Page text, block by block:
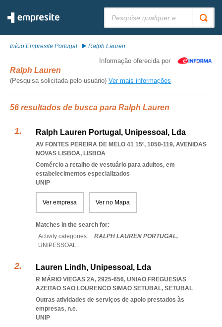
Início Empresite Portugal Ralph Lauren
Informação oferecida por
Ralph Lauren
(Pesquisa solicitada pelo usuário) Ver mais informações
56 resultados de busca para Ralph Lauren
Ralph Lauren Portugal, Unipessoal, Lda
AV FONTES PEREIRA DE MELO 41 15º, 1050-119, AVENIDAS
NOVAS LISBOA, LISBOA
Comércio a retalho de vestuário para adultos, em
estabelecimentos especializados
UNIP
Ver empresa Ver no Mapa
Matches in the search for:
Activity categories: ...RALPH LAUREN PORTUGAL,
UNIPESSOAL...
Lauren Lindh, Unipessoal, Lda
R MÁRIO VIEGAS 2A, 2925-656, UNIAO FREGUESIAS
AZEITAO SAO LOURENCO SIMAO SETUBAL, SETUBAL
Outras atividades de serviços de apoio prestados às
empresas, n.e.
UNIP